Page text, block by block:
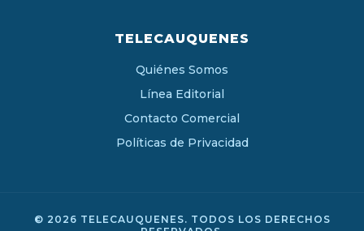
TELECAUQUENES
Quiénes Somos
Línea Editorial
Contacto Comercial
Políticas de Privacidad
© 2026 TELECAUQUENES. TODOS LOS DERECHOS